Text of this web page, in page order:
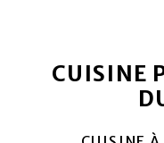
CUISINE